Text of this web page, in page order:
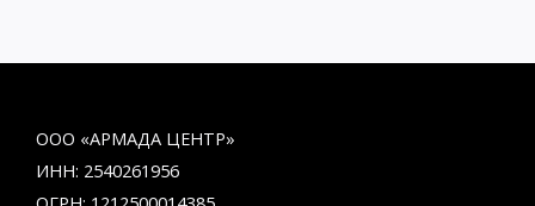
ООО «АРМАДА ЦЕНТР»
ИНН: 2540261956